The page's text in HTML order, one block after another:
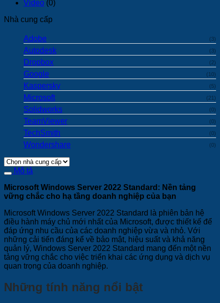
Video (0)
Nhà cung cấp
Adobe (3)
Autodesk (3)
Dropbox (2)
Google (10)
Kaspersky (5)
Microsoft (21)
Solidworks (0)
TeamViewer (0)
TechSmith (0)
Wondershare (0)
Mô tả
Microsoft Windows Server 2022 Standard: Nền tảng
vững chắc cho hạ tầng doanh nghiệp của bạn
Microsoft Windows Server 2022 Standard là phiên bản hệ
điều hành máy chủ mới nhất của Microsoft, được thiết kế để
đáp ứng nhu cầu của các doanh nghiệp vừa và nhỏ. Với
những cải tiến đáng kể về bảo mật, hiệu suất và khả năng
quản lý, Windows Server 2022 Standard mang đến một nền
tảng vững chắc cho việc triển khai các ứng dụng và dịch vụ
quan trọng của doanh nghiệp.
Những tính năng nổi bật